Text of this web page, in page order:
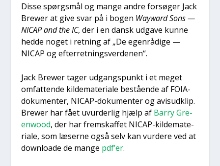
Dis­se spørgs­mål og man­ge andre for­sø­ger Jack
Brewer at give svar på i bogen Wayward Sons —
NICAP and the IC, der i en dansk udga­ve kun­ne
hed­de noget i ret­ning af „De egen­rå­di­ge —
NICAP og efter­ret­nings­ver­de­nen“.
Jack Brewer tager udgangs­punkt i et meget
omfat­ten­de kil­de­ma­te­ri­a­le bestå­en­de af FOIA-
doku­men­ter, NICAP-doku­men­ter og avis­ud­klip.
Brewer har fået uvur­der­lig hjælp af Bar­ry Gre­
enwood, der har frem­skaf­fet NICAP-kil­de­ma­te­
ri­a­le, som læser­ne også selv kan vur­de­re ved at
down­lo­a­de de man­ge pdf’er.